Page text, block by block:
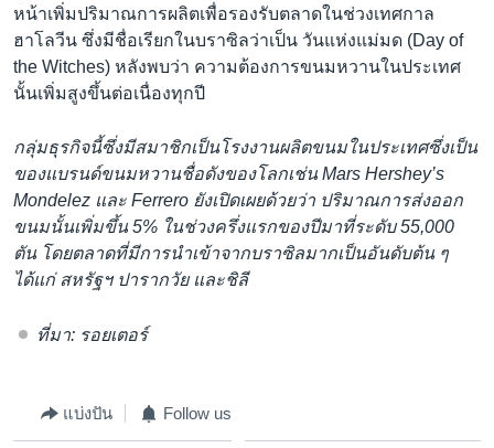
หน้าเพิ่มปริมาณการผลิตเพื่อรองรับตลาดในช่วงเทศกาล
ฮาโลวีน ซึ่งมีชื่อเรียกในบราซิลว่าเป็น วันแห่งแม่มด (Day of
the Witches) หลังพบว่า ความต้องการขนมหวานในประเทศ
นั้นเพิ่มสูงขึ้นต่อเนื่องทุกปี
กลุ่มธุรกิจนี้ซึ่งมีสมาชิกเป็นโรงงานผลิตขนมในประเทศซึ่งเป็น
ของแบรนด์ขนมหวานชื่อดังของโลกเช่น Mars Hershey’s
Mondelez และ Ferrero ยังเปิดเผยด้วยว่า ปริมาณการส่งออก
ขนมนั้นเพิ่มขึ้น 5% ในช่วงครึ่งแรกของปีมาที่ระดับ 55,000
ตัน โดยตลาดที่มีการนำเข้าจากบราซิลมากเป็นอันดับต้น ๆ
ได้แก่ สหรัฐฯ ปารากวัย และชิลี
ที่มา: รอยเตอร์
แบ่งปัน Follow us